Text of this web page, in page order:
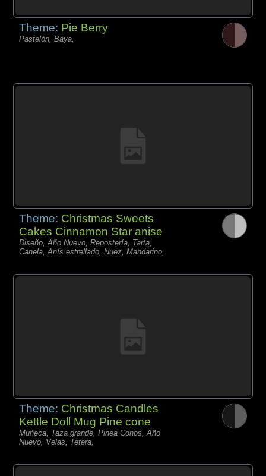
Theme: Pie Berry
Pastelón, Baya,
Theme: Christmas Sweets
Cakes Cinnamon Star anise
Diseño, Año Nuevo, Repostería, Tarta,
Canela, Anís estrellado, Nuez, Mandarino,
Theme: Christmas Candles
Kettle Doll Mug Pine cone
Muñeca, Taza grande, Pinea Conos, Año
Nuevo, Velas, Tetera,